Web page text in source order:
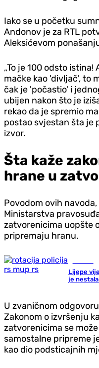
Iako se u početku
Andonov je za RTL
Aleksićevom
„To je 100 odsto
mačke kao 'divljač', to
čak je 'počastio' i
ubijen nakon što je
rekao da je spremio
postao svjestan šta je
izvor.
Šta kaže
hrane u
Povodom ovih
Ministarstva
zatvorenicima uopšte
pripremaju hranu.
Lijepe
je
U zvaničnom
Zakonom o izvršenju
zatvorenicima se
samostalne pripreme
kao dio podsticajnih